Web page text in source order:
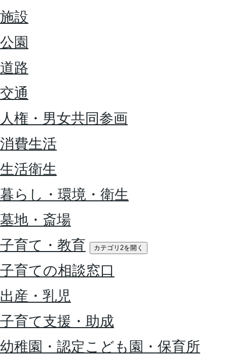
施設
公園
道路
交通
人権・男女共同参画
消費生活
生活衛生
暮らし・環境・衛生
墓地・斎場
子育て・教育
カテゴリ2を開く
子育ての相談窓口
出産・乳児
子育て支援・助成
幼稚園・認定こども園・保育所